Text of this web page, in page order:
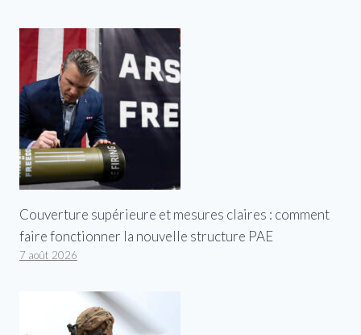
Couverture supérieure et mesures claires : comment
faire fonctionner la nouvelle structure PAE
7 août 2026